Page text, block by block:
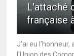
L'attaché
française
J'ai eu l'honneur,
l'Union des